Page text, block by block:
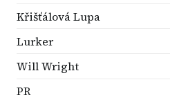
Křišťálová Lupa
Lurker
Will Wright
PR